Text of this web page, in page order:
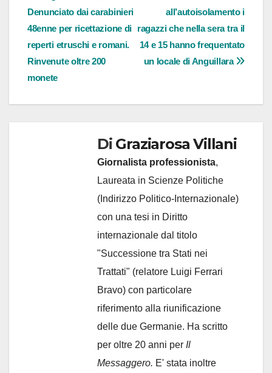
articoli
all’autoisolamento i
ragazzi che nella sera tra il
14 e 15 hanno frequentato
un locale di Anguillara
Denunciato dai carabinieri
48enne per ricettazione di
reperti etruschi e romani.
Rinvenute oltre 200
monete
Di Graziarosa Villani
Giornalista professionista,
Laureata in Scienze Politiche
(Indirizzo Politico-Internazionale)
con una tesi in Diritto
internazionale dal titolo
"Successione tra Stati nei
Trattati" (relatore Luigi Ferrari
Bravo) con particolare
riferimento alla riunificazione
delle due Germanie. Ha scritto
per oltre 20 anni per Il
Messaggero. E' stata inoltre